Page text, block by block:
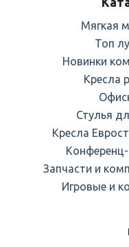
Мягкая
Топ
Новинки
Кресла
Стулья
Кресла
Запчасти и
Игровые и